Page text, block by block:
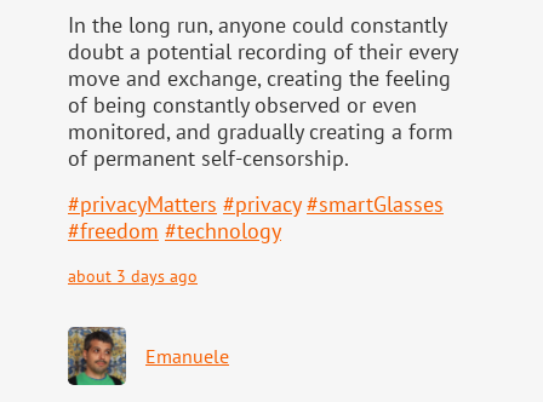
In the long run, anyone could constantly
doubt a potential recording of their every
move and exchange, creating the feeling
of being constantly observed or even
monitored, and gradually creating a form
of permanent self-censorship.
#privacyMatters #privacy #smartGlasses
#freedom #technology
about 3 days ago
Emanuele